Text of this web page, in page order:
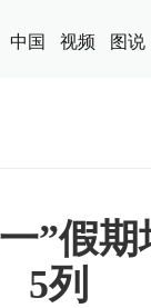
中国 视频 图说
”假
5列